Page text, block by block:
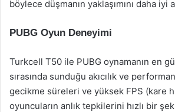
böylece düşmanın yaklaşımını daha iyi
PUBG Oyun Deneyimi
Turkcell T50 ile PUBG oynamanın en
sırasında sunduğu akıcılık ve
gecikme süreleri ve yüksek FPS (kare
oyuncuların anlık tepkilerini hızlı bir